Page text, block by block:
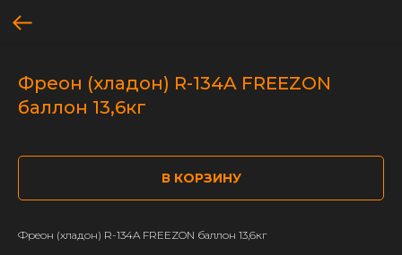
Фреон (хладон) R-134A FREEZON
баллон 13,6кг
В КОРЗИНУ
Фреон (хладон) R-134A FREEZON баллон 13,6кг